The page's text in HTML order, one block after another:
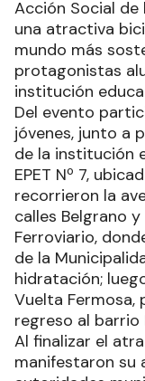
Acción Social de
una atractiva
mundo más
protagonistas
institución
Del evento
jóvenes, junto a
de la institución
EPET Nº 7,
recorrieron la
calles Belgrano
Ferroviario,
de la
hidratación;
Vuelta Fermosa,
regreso al barrio
Al finalizar el
manifestaron su